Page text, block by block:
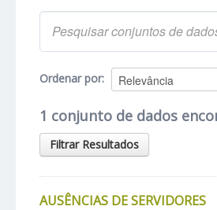
Ordenar por
1 conjunto de dados
Filtrar Resultados
AUSÊNCIAS DE SERVIDORES